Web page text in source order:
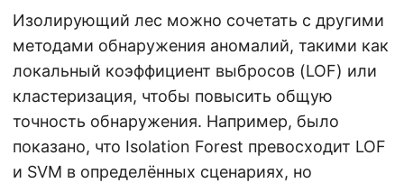
Изолирующий лес можно сочетать с другими
методами обнаружения аномалий, такими как
локальный коэффициент выбросов (LOF) или
кластеризация, чтобы повысить общую
точность обнаружения. Например, было
показано, что Isolation Forest превосходит LOF
и SVM в определённых сценариях, но